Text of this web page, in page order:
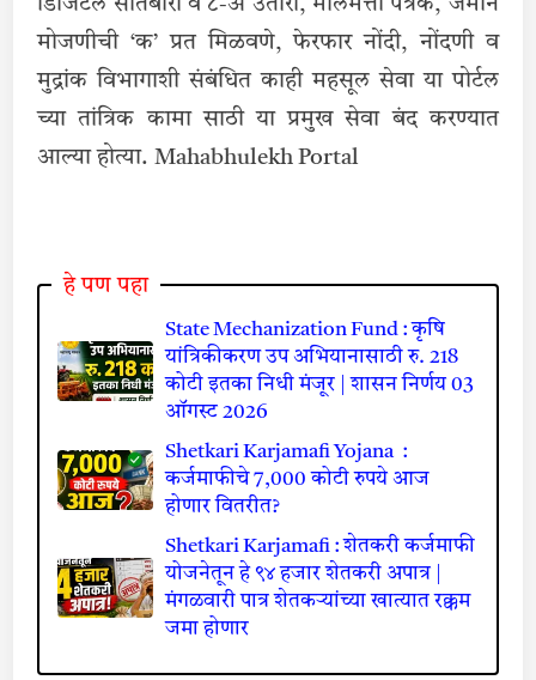
डिजिटल सातबारा व ८-अ उतारा, मालमत्ता पत्रक, जमीन
मोजणीची ‘क’ प्रत मिळवणे, फेरफार नोंदी, नोंदणी व
मुद्रांक विभागाशी संबंधित काही महसूल सेवा या पोर्टल
च्या तांत्रिक कामा साठी या प्रमुख सेवा बंद करण्यात
आल्या होत्या. Mahabhulekh Portal
हे पण पहा
State Mechanization Fund : कृषि
यांत्रिकीकरण उप अभियानासाठी रु. 218
कोटी इतका निधी मंजूर | शासन निर्णय 03
ऑगस्ट 2026
Shetkari Karjamafi Yojana :
कर्जमाफीचे 7,000 कोटी रुपये आज
होणार वितरीत?
Shetkari Karjamafi : शेतकरी कर्जमाफी
योजनेतून हे ९४ हजार शेतकरी अपात्र |
मंगळवारी पात्र शेतकऱ्यांच्या खात्यात रक्कम
जमा होणार